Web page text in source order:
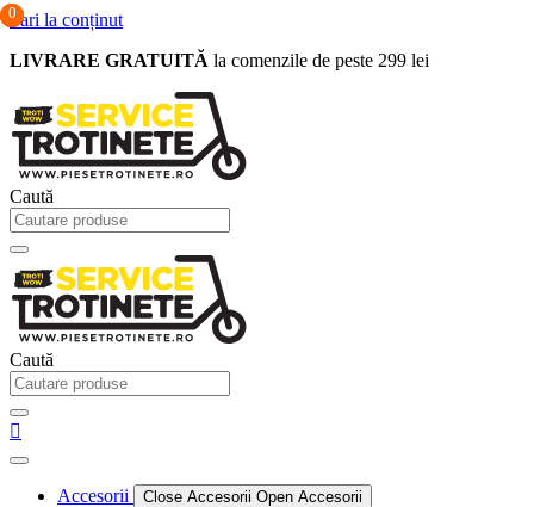
Sari la conținut
LIVRARE GRATUITĂ la comenzile de peste 299 lei
0
Caută
Caută
0
0
Accesorii Close Accesorii Open Accesorii